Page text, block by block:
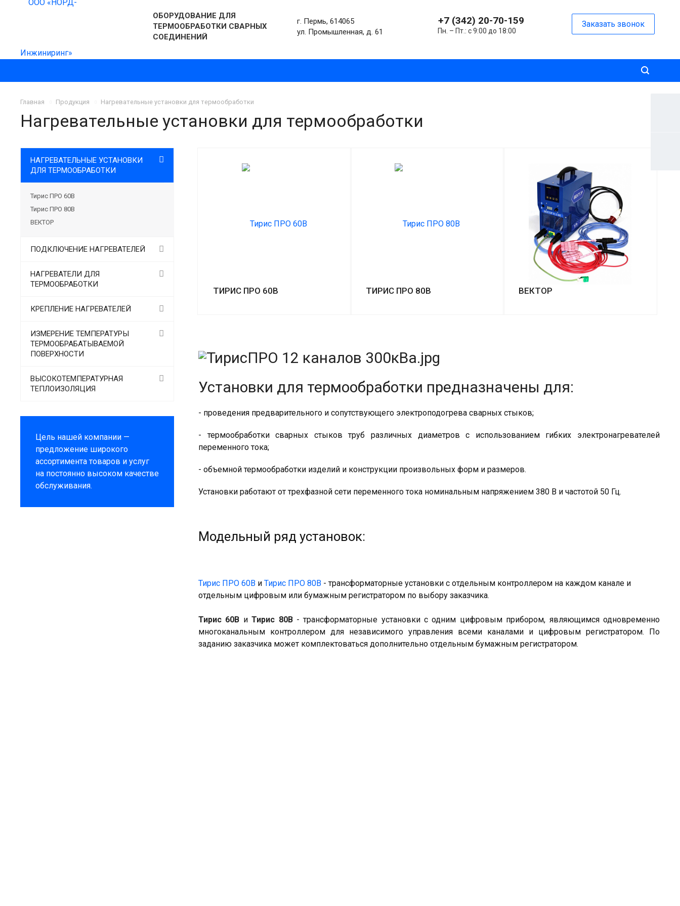
ОБОРУДОВАНИЕ ДЛЯ
ТЕРМООБРАБОТКИ СВАРНЫХ
СОЕДИНЕНИЙ
+7 (342) 20-70-159
Пн. – Пт.: с 9:00 до 18:00
Заказать звонок
г. Пермь, 614065
ул. Промышленная, д. 61
Главная Продукция Нагревательные установки для термообработки
Нагревательные установки для термообработки
ТИРИС ПРО 60В ТИРИС ПРО 80В ВЕКТОР
Установки для термообработки предназначены для:
- проведения предварительного и сопутствующего электроподогрева сварных стыков;
- термообработки сварных стыков труб различных диаметров с использованием гибких электронагревателей
переменного тока;
- объемной термообработки изделий и конструкции произвольных форм и размеров.
Установки работают от трехфазной сети переменного тока номинальным напряжением 380 В и частотой 50 Гц.
Модельный ряд установок:
Тирис ПРО 60В и Тирис ПРО 80В - трансформаторные установки с отдельным контроллером на каждом канале и
отдельным цифровым или бумажным регистратором по выбору заказчика.
Тирис 60В иТирис 80В- трансформаторные установки с одним цифровым прибором, являющимся одновременно
многоканальным контроллером для независимого управления всеми каналами и цифровым регистратором. По
заданию заказчика может комплектоваться дополнительно отдельным бумажным регистратором.
НАГРЕВАТЕЛЬНЫЕ УСТАНОВКИ
ДЛЯ ТЕРМООБРАБОТКИ
Тирис ПРО 60В
Тирис ПРО 80В
ВЕКТОР
ПОДКЛЮЧЕНИЕ НАГРЕВАТЕЛЕЙ
НАГРЕВАТЕЛИ ДЛЯ
ТЕРМООБРАБОТКИ
КРЕПЛЕНИЕ НАГРЕВАТЕЛЕЙ
ИЗМЕРЕНИЕ ТЕМПЕРАТУРЫ
ТЕРМООБРАБАТЫВАЕМОЙ
ПОВЕРХНОСТИ
ВЫСОКОТЕМПЕРАТУРНАЯ
ТЕПЛОИЗОЛЯЦИЯ
Цель нашей компании —
предложение широкого
ассортимента товаров и услуг
на постоянно высоком качестве
обслуживания.